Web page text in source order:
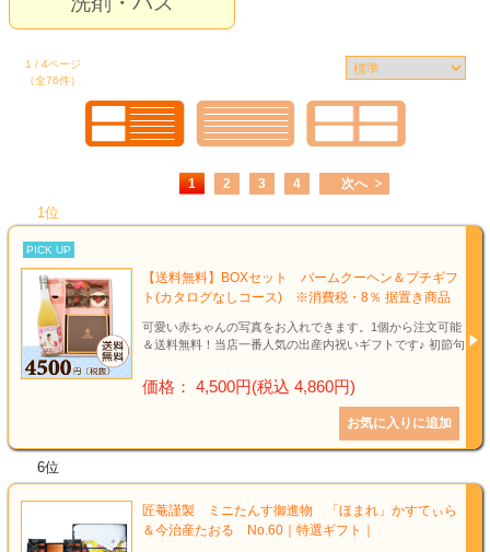
1 / 4ページ
（全76件）
1 2 3 4 次へ
1位
PICK UP
【送料無料】BOXセット バームクーヘン＆プチギフ
ト(カタログなしコース) ※消費税・8％ 据置き商品
可愛い赤ちゃんの写真をお入れできます。1個から注文可能
＆送料無料！当店一番人気の出産内祝いギフトです♪ 初節句
価格： 4,500円(税込 4,860円)
6位
匠菴謹製 ミニたんす御進物 「ほまれ」かすてぃら
＆今治産たおる No.60｜特選ギフト｜